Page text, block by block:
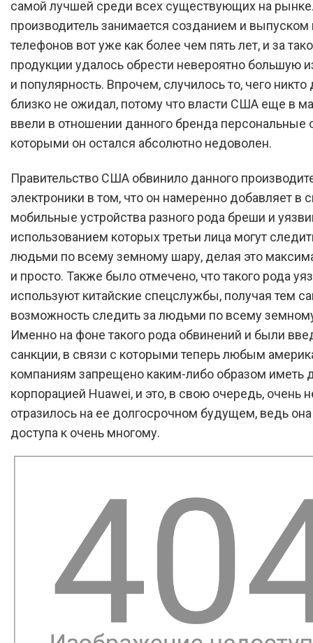
самой лучшей среди всех существующих на
производитель занимается созданием и выпуском
телефонов вот уже как более чем пять лет, и за
продукции удалось обрести невероятно большую
и популярность. Впрочем, случилось то, чего
близко не ожидал, потому что власти США еще в
ввели в отношении данного бренда персональные
которыми он остался абсолютно недоволен.
Правительство США обвинило данного
электроники в том, что он намеренно добавляет в
мобильные устройства разного рода бреши и
использованием которых третьи лица могут
людьми по всему земному шару, делая это
и просто. Также было отмечено, что такого рода
используют китайские спецслужбы, получая тем
возможность следить за людьми по всему
Именно на фоне такого рода обвинений и были
санкции, в связи с которыми теперь любым
компаниям запрещено каким-либо образом иметь
корпорацией Huawei, и это, в свою очередь, очень
отразилось на ее долгосрочном будущем, ведь
доступа к очень многому.